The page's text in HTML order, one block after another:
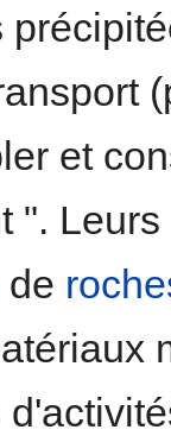
et
".
de